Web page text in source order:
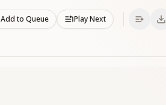
Add to Queue Play Next